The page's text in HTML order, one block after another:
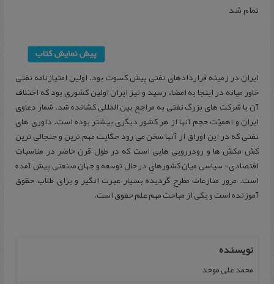
تمام شد
ایران در زمینه قراردادهای نفتی پیش کسوت بود. اولین امتیازنامه نفتی
خاور میانه در اینجا به امضاء رسید و نیز ایران اولین کشوری بود که اختلاف
آن با شرکت های بزرگ نفتی به مراجع بین المللی کشانده شد. شمار دعاوی
ایران و اهمیّت حجم آنها از هر کشور دیگری بیشتر بوده است. داوری های
نفتی که در این اوراق از آنها سخن می رود حکایت مهم ترین و جنجالی ترین
کش مکش ها و رودررویی هایی است که در طول قرن حاضر در مناسبات
اقتصادی- سیاسی میان کشورهای در حال توسعه و جهان صنعتی پیش آمده
است. مرور منازعات مطرح گردیده بسیار عبرت انگیز و برای طلاب حقوق
آموزنده است و یکی از مباحث مهم علم حقوق است.
نویسنده
محمد علی موحد